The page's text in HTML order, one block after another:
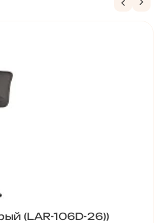
(LAR-106D-26))